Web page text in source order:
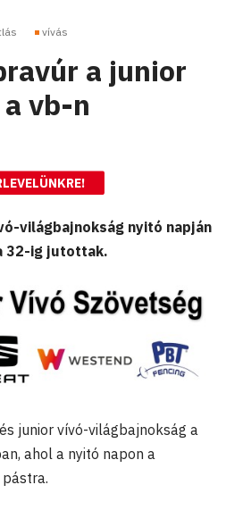
vívás
a junior
vb-n
világbajnokság nyitó napján
32-ig jutottak.
junior vívó-világbajnokság a
ahol a nyitó napon a